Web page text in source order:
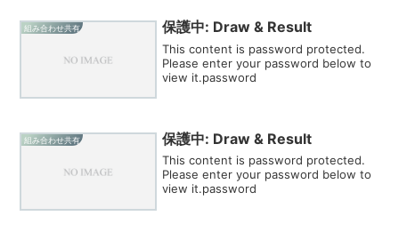
組み合わせ共有 保護中: Draw & Result
This content is password protected.
Please enter your password below to
view it.password
組み合わせ共有 保護中: Draw & Result
This content is password protected.
Please enter your password below to
view it.password